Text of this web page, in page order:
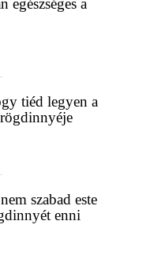
egészséges a
tiéd legyen a
szabad este
enni